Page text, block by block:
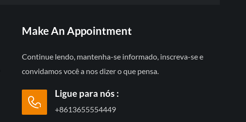
Make An Appointment
Continue lendo, mantenha-se informado, inscreva-se e
convidamos você a nos dizer o que pensa.
Ligue para nós :
+8613655554449